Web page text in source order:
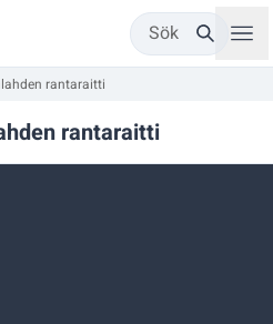
Sök
rantaraitti
rantaraitti